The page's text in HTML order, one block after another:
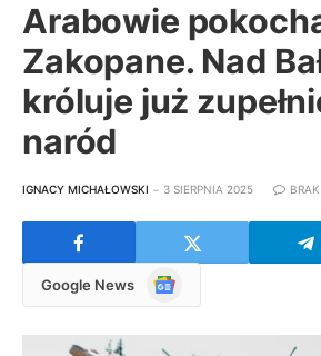
Arabowie
Zakopane. Nad
króluje już
naród
IGNACY MICHAŁOWSKI 3 SIERPNIA 2025
Google News
Google